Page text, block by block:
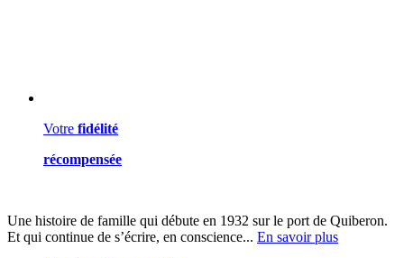
Votre fidélité
récompensée
Une histoire de famille qui débute en 1932 sur le port de Quiberon.
Et qui continue de s’écrire, en conscience... En savoir plus